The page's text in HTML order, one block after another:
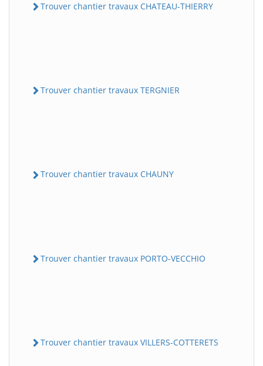
Trouver chantier travaux CHATEAU-THIERRY
Trouver chantier travaux TERGNIER
Trouver chantier travaux CHAUNY
Trouver chantier travaux PORTO-VECCHIO
Trouver chantier travaux VILLERS-COTTERETS